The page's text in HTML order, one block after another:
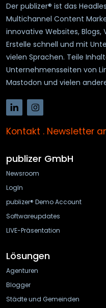
Der publizer® ist das
Multichannel Content
innovative Websites,
Erstelle schnell und mit
vielen Sprachen. Teile
Unternehmensseiten von
Mastodon und vielen
Kontakt . Newsletter
publizer GmbH
Newsroom
LogIn
publizer® Demo Account
Softwareupdates
LIVE-Präsentation
Lösungen
Agenturen
Blogger
Städte und Gemeinden